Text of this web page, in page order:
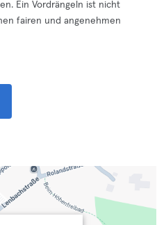
Ein Vordrängeln ist nicht
fairen und angenehmen